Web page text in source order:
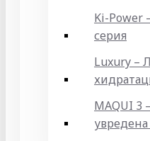
Ki-Power
серия
Luxury –
MAQUI 3